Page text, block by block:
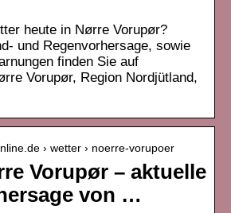
heute in Nørre Vorupør?
und Regenvorhersage, sowie
finden Sie auf
Vorupør, Region Nordjütland,
› wetter › noerre-vorupoer
Vorupør – aktuelle
von …